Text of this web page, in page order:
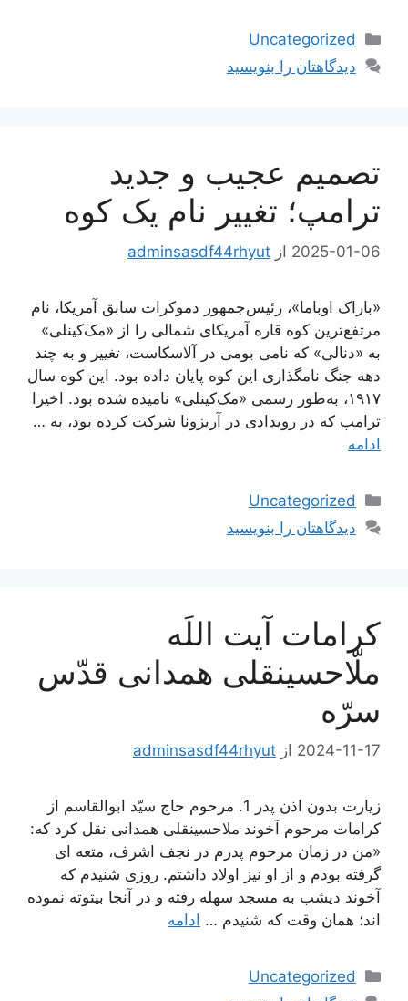
دسته‌ها
Uncategorized
دیدگاهتان را بنویسید
تصمیم عجیب و جدید
ترامپ؛ تغییر نام یک کوه
2025-01-06 از adminsasdf44rhyut
«باراک اوباما»، رئیس‌جمهور دموکرات سابق آمریکا، نام
مرتفع‌ترین کوه قاره آمریکای شمالی را از «مک‌کینلی»
به «دنالی» که نامی بومی در آلاسکاست، تغییر و به چند
دهه جنگ نامگذاری این کوه پایان داده بود. این کوه سال
۱۹۱۷، به‌طور رسمی «مک‌کینلی» نامیده شده بود. اخیرا
ترامپ که در رویدادی در آریزونا شرکت کرده بود، به …
ادامه
دسته‌ها
Uncategorized
دیدگاهتان را بنویسید
کرامات آیت اللَه
ملّاحسینقلی همدانی قدّس
سرّه
2024-11-17 از adminsasdf44rhyut
زیارت بدون اذن پدر 1. مرحوم حاج سيّد ابوالقاسم از
كرامات مرحوم آخوند ملاحسينقلى همدانى نقل كرد كه:
«من در زمان مرحوم پدرم در نجف اشرف، متعه‏ اى
گرفته بودم و از او نيز اولاد داشتم. روزى شنيدم كه
آخوند ديشب به مسجد سهله رفته و در آنجا بيتوته نموده‏
اند؛ همان وقت كه شنيدم … ادامه
دسته‌ها
Uncategorized